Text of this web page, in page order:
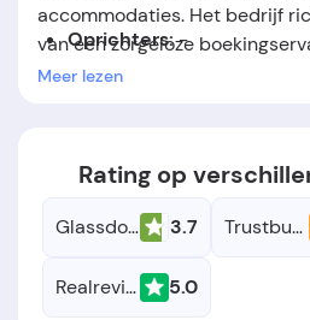
accommodaties. Het bedrijf
van een zorgeloze
klantenservice.
Oprichters:-
Meer lezen
Rating op
Glassdoor 3.7 Trustburn
Realreviews.nl 5.0